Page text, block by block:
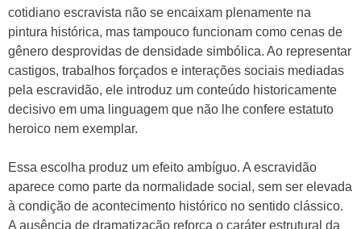
cotidiano escravista não se encaixam plenamente na
pintura histórica, mas tampouco funcionam como cenas de
gênero desprovidas de densidade simbólica. Ao representar
castigos, trabalhos forçados e interações sociais mediadas
pela escravidão, ele introduz um conteúdo historicamente
decisivo em uma linguagem que não lhe confere estatuto
heroico nem exemplar.
Essa escolha produz um efeito ambíguo. A escravidão
aparece como parte da normalidade social, sem ser elevada
à condição de acontecimento histórico no sentido clássico.
A ausência de dramatização reforça o caráter estrutural da